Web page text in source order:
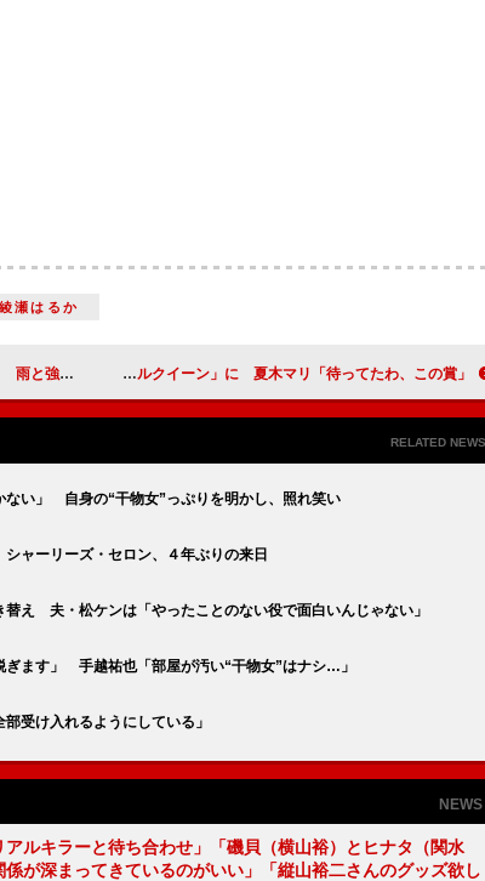
綾瀬はるか
ションに点灯 ＡＫＢ篠田、ローラらが「ネイルクイーン」に 夏木マリ「待ってたわ、この賞」
RELATED NEWS
ない」 自身の“干物女”っぷりを明かし、照れ笑い
ャーリーズ・セロン、４年ぶりの来日
え 夫・松ケンは「やったことのない役で面白いんじゃない」
ぎます」 手越祐也「部屋が汚い“干物女”はナシ…」
受け入れるようにしている」
NEWS
アルキラーと待ち合わせ」「磯貝（横山裕）とヒナタ（関水
係が深まってきているのがいい」「縦山裕二さんのグッズ欲し